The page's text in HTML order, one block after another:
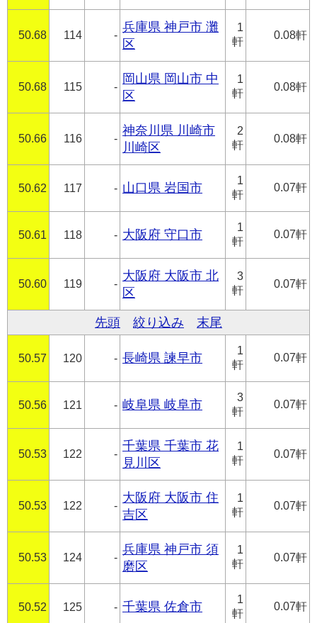
50.68 114 -
兵庫県 神戸市 灘
区
1
軒
0.08軒
50.68 115 -
岡山県 岡山市 中
区
1
軒
0.08軒
50.66 116 -
神奈川県 川崎市
川崎区
2
軒
0.08軒
50.62 117 - 山口県 岩国市
1
軒
0.07軒
50.61 118 - 大阪府 守口市
1
軒
0.07軒
50.60 119 -
大阪府 大阪市 北
区
3
軒
0.07軒
先頭 絞り込み 末尾
50.57 120 - 長崎県 諫早市
1
軒
0.07軒
50.56 121 - 岐阜県 岐阜市
3
軒
0.07軒
50.53 122 -
千葉県 千葉市 花
見川区
1
軒
0.07軒
50.53 122 -
大阪府 大阪市 住
吉区
1
軒
0.07軒
50.53 124 -
兵庫県 神戸市 須
磨区
1
軒
0.07軒
50.52 125 - 千葉県 佐倉市
1
軒
0.07軒